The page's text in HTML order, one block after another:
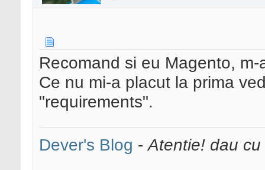
Recomand si eu Magento,
Ce nu mi-a placut la prima
"requirements".
Dever's Blog -Atentie! dau